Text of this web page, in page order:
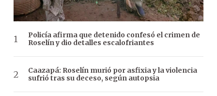
Policía afirma que detenido confesó el crimen de
Roselín y dio detalles escalofriantes
Caazapá: Roselín murió por asfixia y la violencia
sufrió tras su deceso, según autopsia